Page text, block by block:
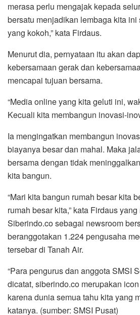
merasa perlu mengajak kepada
bersatu menjadikan lembaga kita
yang kokoh,” kata Firdaus.
Menurut dia, pernyataan itu akan
kebersamaan gerak dan
mencapai tujuan bersama.
“Media online yang kita geluti ini,
Kecuali kita membangun inovasi-
Ia mengingatkan membangun
biayanya besar dan mahal. Maka
bersama dengan tidak
kita bangun.
“Mari kita bangun rumah besar kita
rumah besar kita,” kata Firdaus
Siberindo.co sebagai newsroom
beranggotakan 1.224 pengusaha
tersebar di Tanah Air.
“Para pengurus dan anggota SMSI
dicatat, siberindo.co merupakan
karena dunia semua tahu kita yang
katanya. (sumber: SMSI Pusat)